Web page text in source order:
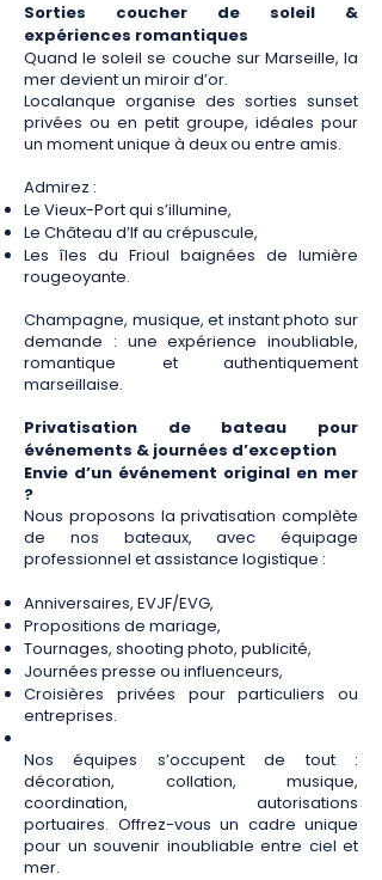
Sorties coucher de soleil &
expériences romantiques
Quand le soleil se couche sur Marseille, la
mer devient un miroir d’or.
Localanque organise des sorties sunset
privées ou en petit groupe, idéales pour
un moment unique à deux ou entre amis.
Admirez :
Le Vieux-Port qui s’illumine,
Le Château d’If au crépuscule,
Les îles du Frioul baignées de lumière
rougeoyante.
Champagne, musique, et instant photo sur
demande : une expérience inoubliable,
romantique et authentiquement
marseillaise.
Privatisation de bateau pour
événements & journées d’exception
Envie d’un événement original en mer
?
Nous proposons la privatisation complète
de nos bateaux, avec équipage
professionnel et assistance logistique :
Anniversaires, EVJF/EVG,
Propositions de mariage,
Tournages, shooting photo, publicité,
Journées presse ou influenceurs,
Croisières privées pour particuliers ou
entreprises.
Nos équipes s’occupent de tout :
décoration, collation, musique,
coordination, autorisations
portuaires. Offrez-vous un cadre unique
pour un souvenir inoubliable entre ciel et
mer.